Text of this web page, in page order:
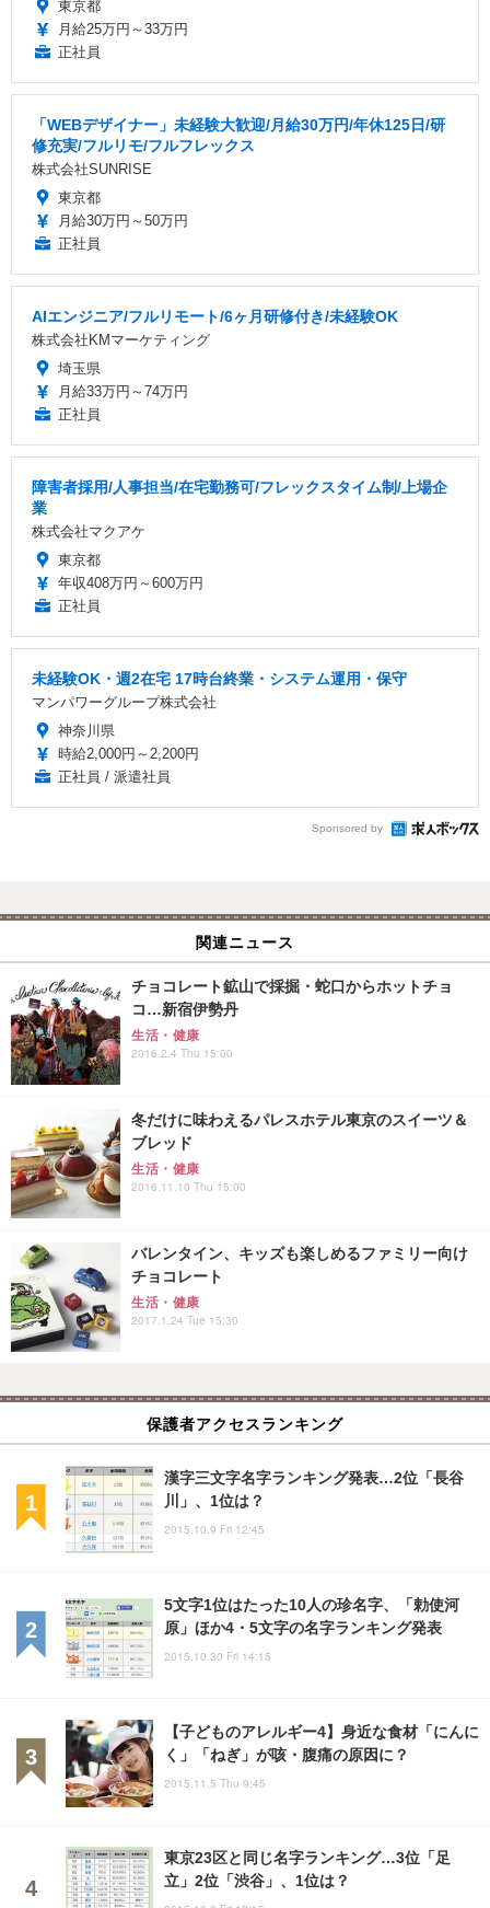
東京都
月給25万円～33万円
正社員
「WEBデザイナー」未経験大歓迎/月給30万円/年休125日/研
修充実/フルリモ/フルフレックス
株式会社SUNRISE
東京都
月給30万円～50万円
正社員
AIエンジニア/フルリモート/6ヶ月研修付き/未経験OK
株式会社KMマーケティング
埼玉県
月給33万円～74万円
正社員
障害者採用/人事担当/在宅勤務可/フレックスタイム制/上場企
業
株式会社マクアケ
東京都
年収408万円～600万円
正社員
未経験OK・週2在宅 17時台終業・システム運用・保守
マンパワーグループ株式会社
神奈川県
時給2,000円～2,200円
正社員 / 派遣社員
Sponsored by
関連ニュース
チョコレート鉱山で採掘・蛇口からホットチョ
コ…新宿伊勢丹
生活・健康
2016.2.4 Thu 15:00
冬だけに味わえるパレスホテル東京のスイーツ＆
ブレッド
生活・健康
2016.11.10 Thu 15:00
バレンタイン、キッズも楽しめるファミリー向け
チョコレート
生活・健康
2017.1.24 Tue 15:30
保護者アクセスランキング
漢字三文字名字ランキング発表…2位「長谷
川」、1位は？
2015.10.9 Fri 12:45
5文字1位はたった10人の珍名字、「勅使河
原」ほか4・5文字の名字ランキング発表
2015.10.30 Fri 14:15
【子どものアレルギー4】身近な食材「にんに
く」「ねぎ」が咳・腹痛の原因に？
2015.11.5 Thu 9:45
東京23区と同じ名字ランキング…3位「足
立」2位「渋谷」、1位は？